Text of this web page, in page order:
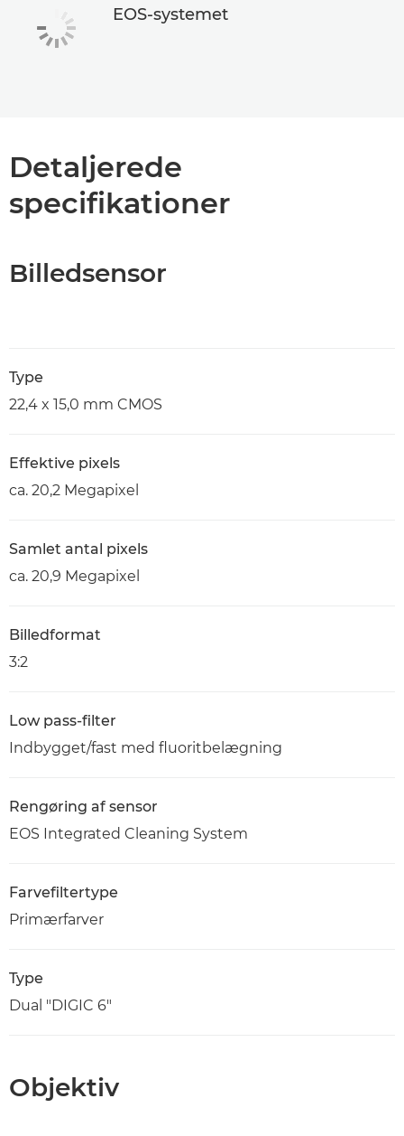
EOS-systemet
Detaljerede
specifikationer
Billedsensor
Type
22,4 x 15,0 mm CMOS
Effektive pixels
ca. 20,2 Megapixel
Samlet antal pixels
ca. 20,9 Megapixel
Billedformat
3:2
Low pass-filter
Indbygget/fast med fluoritbelægning
Rengøring af sensor
EOS Integrated Cleaning System
Farvefiltertype
Primærfarver
Type
Dual "DIGIC 6"
Objektiv